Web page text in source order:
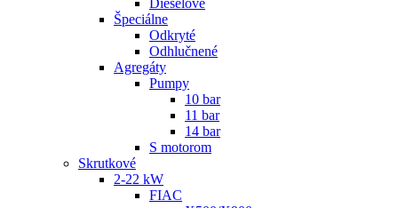
Dieselové
Špeciálne
Odkryté
Odhlučnené
Agregáty
Pumpy
10 bar
11 bar
14 bar
S motorom
Skrutkové
2-22 kW
FIAC